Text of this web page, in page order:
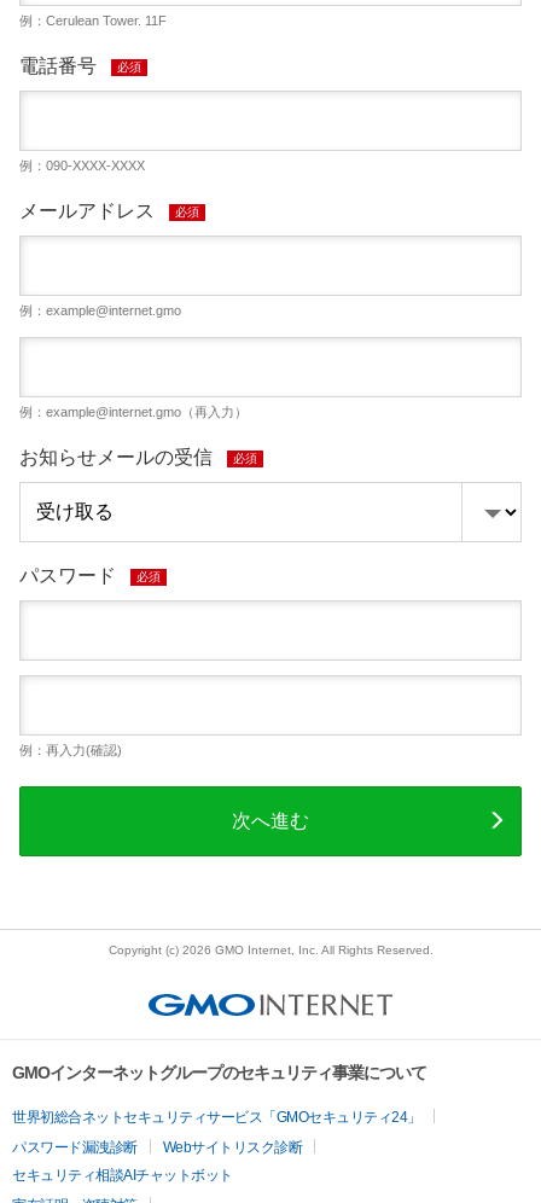
例：Cerulean Tower. 11F
電話番号 必須
例：090-XXXX-XXXX
メールアドレス 必須
例： example@internet.gmo
例： example@internet.gmo （再入力）
お知らせメールの受信 必須
パスワード 必須
例：再入力(確認)
次へ進む
Copyright (c) 2026 GMO Internet, Inc. All Rights Reserved.
GMOインターネットグループのセキュリティ事業について
世界初総合ネットセキュリティサービス「GMOセキュリティ24」
パスワード漏洩診断
Webサイトリスク診断
セキュリティ相談AIチャットボット